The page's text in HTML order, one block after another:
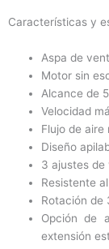
Características y
Aspa de
Motor sin
Alcance de
Velocidad
Flujo de
Diseño
3 ajustes de
Resistente
Rotación de
Opción de
extensión